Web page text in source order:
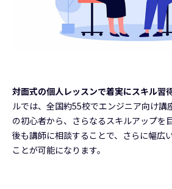
対面式の個人レッスンで着実にスキル習
ルでは、全国約55校でエンジニア向け講
の初心者から、さらなるスキルアップを
後も講師に相談することで、さらに幅広
ことが可能になります。